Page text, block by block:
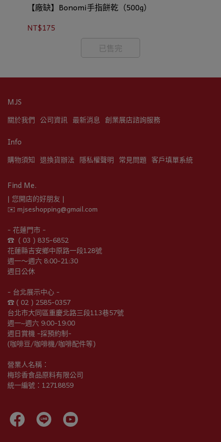
【廠缺】Bonomi手指餅乾（500g）
NT$175
已售完
MJS
關於我們 公司資訊 最新消息 創業展店諮詢服務
Info
購物須知 退換貨辦法 隱私權聲明 常見問題 客戶填單系統
Find Me.
| 您開店的好朋友 |
✉️ mjseshopping@gmail.com
- 花蓮門市 -
☎︎  ( 03 ) 835-6852
花蓮縣吉安鄉中原路一段128號
週一～週六 8:00-21:30
週日公休
- 台北展示中心 -
☎︎ ( 02 ) 2585-0357
台北市大同區重慶北路三段113巷57號
週一~週六 9:00-19:00
週日賞機 -採預約制-
(咖啡豆/咖啡機/咖啡配件等)
營業人名稱：
梅珍香食品原料有限公司
統一編號：12718859